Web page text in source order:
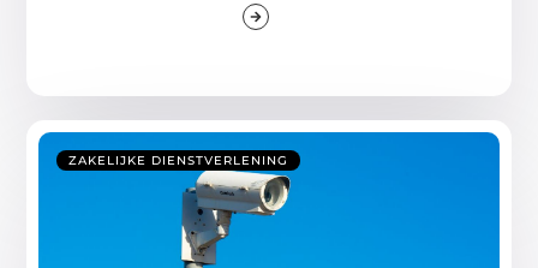
ZAKELIJKE DIENSTVERLENING